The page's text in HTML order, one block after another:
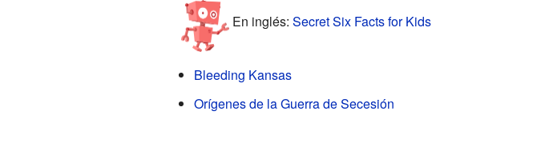
En inglés: Secret Six Facts for Kids
Bleeding Kansas
Orígenes de la Guerra de Secesión